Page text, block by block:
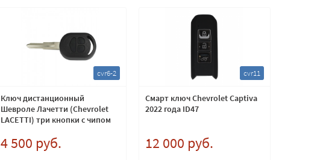
cvr6-2
Ключ дистанционный
Шевроле Лачетти (Chevrolet
LACETTI) три кнопки с чипом
4 500 руб.
cvr11
Смарт ключ Chevrolet Captiva
2022 года ID47
12 000 руб.